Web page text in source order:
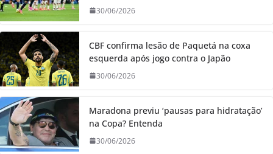
30/06/2026
CBF confirma lesão de Paquetá na coxa
esquerda após jogo contra o Japão
30/06/2026
Maradona previu ‘pausas para hidratação’
na Copa? Entenda
30/06/2026